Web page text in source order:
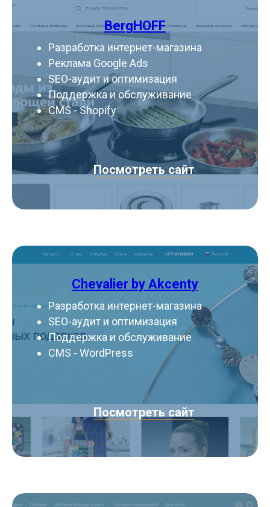
BergHOFF
Разработка интернет-магазина
Реклама Google Ads
SEO-аудит и оптимизация
Поддержка и обслуживание
CMS - Shopify
Посмотреть сайт
Chevalier by Akcenty
Разработка интернет-магазина
SEO-аудит и оптимизация
Поддержка и обслуживание
CMS - WordPress
Посмотреть сайт